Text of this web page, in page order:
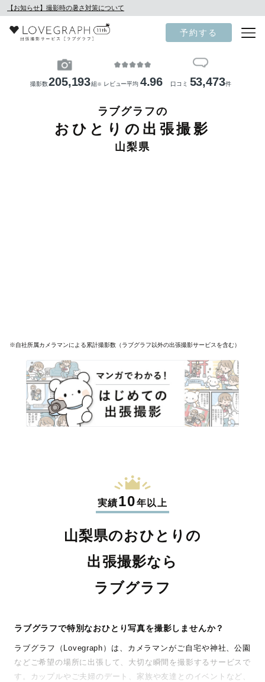
【お知らせ】撮影時の暑さ対策について
予約する
撮影数205,193組 ※ レビュー平均 4.96 口コミ 53,473件
ラブグラフの
おひとりの出張撮影
山梨県
※自社所属カメラマンによる累計撮影数（ラブグラフ以外の出張撮影サービスを含む）
実績10年以上
山梨県のおひとりの
出張撮影なら
ラブグラフ
ラブグラフで特別なおひとり写真を撮影しませんか？
ラブグラフ（Lovegraph）は、カメラマンがご自宅や神社、公園
などご希望の場所に出張して、大切な瞬間を撮影するサービスで
す。カップルやご夫婦のデート、家族や友達とのイベントなど、